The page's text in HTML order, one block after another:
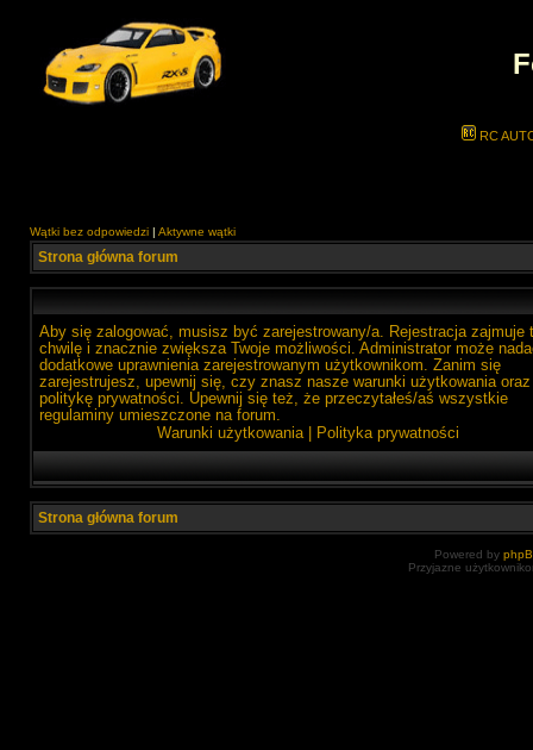
RC
Wątki bez odpowiedzi | Aktywne wątki
Strona główna forum
Aby się zalogować, musisz być zarejestrowany/a. Rejestracja zajmuje
chwilę i znacznie zwiększa Twoje możliwości. Administrator może
dodatkowe uprawnienia zarejestrowanym użytkownikom. Zanim się
zarejestrujesz, upewnij się, czy znasz nasze warunki użytkowania oraz
politykę prywatności. Upewnij się też, że przeczytałeś/aś wszystkie
regulaminy umieszczone na forum.
Warunki użytkowania| Polityka prywatności
Strona główna forum
Powered by
Przyjazne